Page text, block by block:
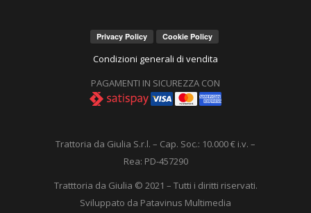
Condizioni generali di vendita
PAGAMENTI IN SICUREZZA CON
Trattoria da Giulia S.r.l. – Cap. Soc.: 10.000 € i.v. –
Rea: PD-457290
Tratttoria da Giulia © 2021 – Tutti i diritti riservati.
Sviluppato da Patavinus Multimedia